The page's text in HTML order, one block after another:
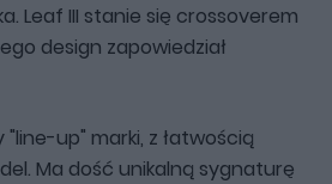
Leaf III stanie się crossoverem
design zapowiedział
up" marki, z łatwością
Ma dość unikalną sygnaturę